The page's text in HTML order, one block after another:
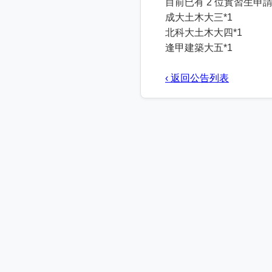
成大土木大三*1
北科大土木大四*1
逢甲建築大五*1
‹ 返回公告列表